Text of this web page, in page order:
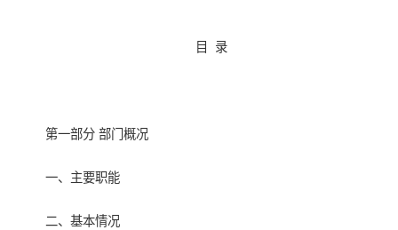
目 录
第一部分 部门概况
一、主要职能
二、基本情况